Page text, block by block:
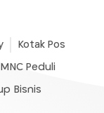
Kotak Pos
MNC Peduli
Bisnis